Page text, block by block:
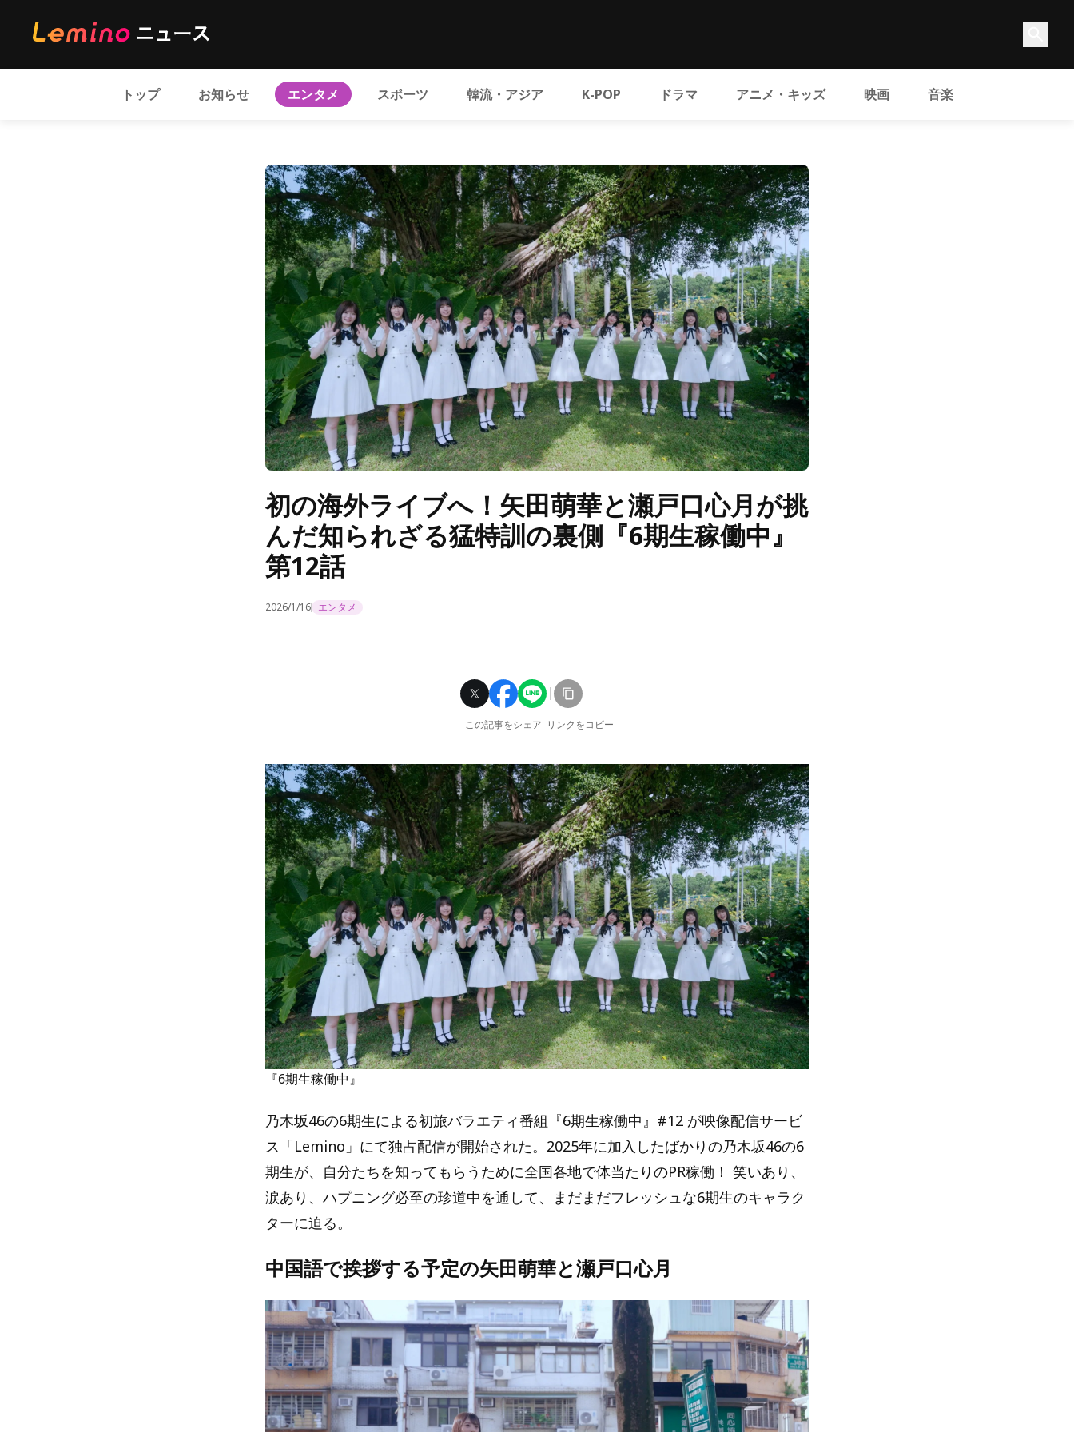
トップ お知らせ エンタメ スポーツ 韓流・アジア K-POP ドラマ アニメ・キッズ 映画 音楽
初の海外ライブへ！矢田萌華と瀬戸口心月が挑
んだ知られざる猛特訓の裏側『6期生稼働中』
第12話
2026/1/16 エンタメ
この記事をシェア リンクをコピー
『6期生稼働中』
乃木坂46の6期生による初旅バラエティ番組『6期生稼働中』#12 が映像配信サービ
ス「Lemino」にて独占配信が開始された。2025年に加入したばかりの乃木坂46の6
期生が、自分たちを知ってもらうために全国各地で体当たりのPR稼働！ 笑いあり、
涙あり、ハプニング必至の珍道中を通して、まだまだフレッシュな6期生のキャラク
ターに迫る。
中国語で挨拶する予定の矢田萌華と瀬戸口心月